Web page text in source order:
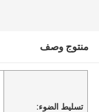
منتوج وصف
تسليط الضوء: